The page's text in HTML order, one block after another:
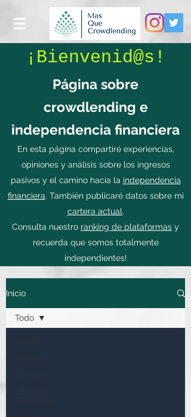
¡Bienvenid@s!
Página sobre
crowdlending e
independencia financiera
En esta página compartiré experiencias,
opiniones y análisis sobre los ingresos
pasivos y el camino hacia la independencia
financiera. También publicaré datos sobre mi
cartera actual.
Consulta nuestro ranking de plataformas y
recuerda que somos totalmente
independientes!
Inicio
Todo